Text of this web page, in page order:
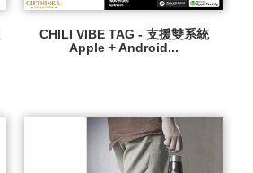
CHILI VIBE TAG - 支援雙系統
Apple + Android...